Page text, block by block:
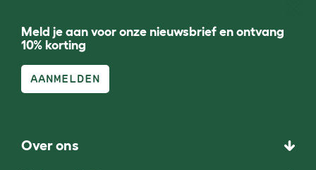
Meld je aan voor onze nieuwsbrief en ontvang
10% korting
AANMELDEN
Over ons